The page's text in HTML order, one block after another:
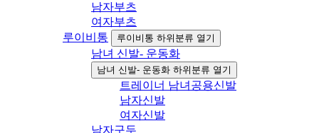
남자부츠
여자부츠
루이비통
루이비통 하위분류 열기
남녀 신발- 운동화
남녀 신발- 운동화 하위분류 열기
트레이너 남녀공용신발
남자신발
여자신발
남자구두